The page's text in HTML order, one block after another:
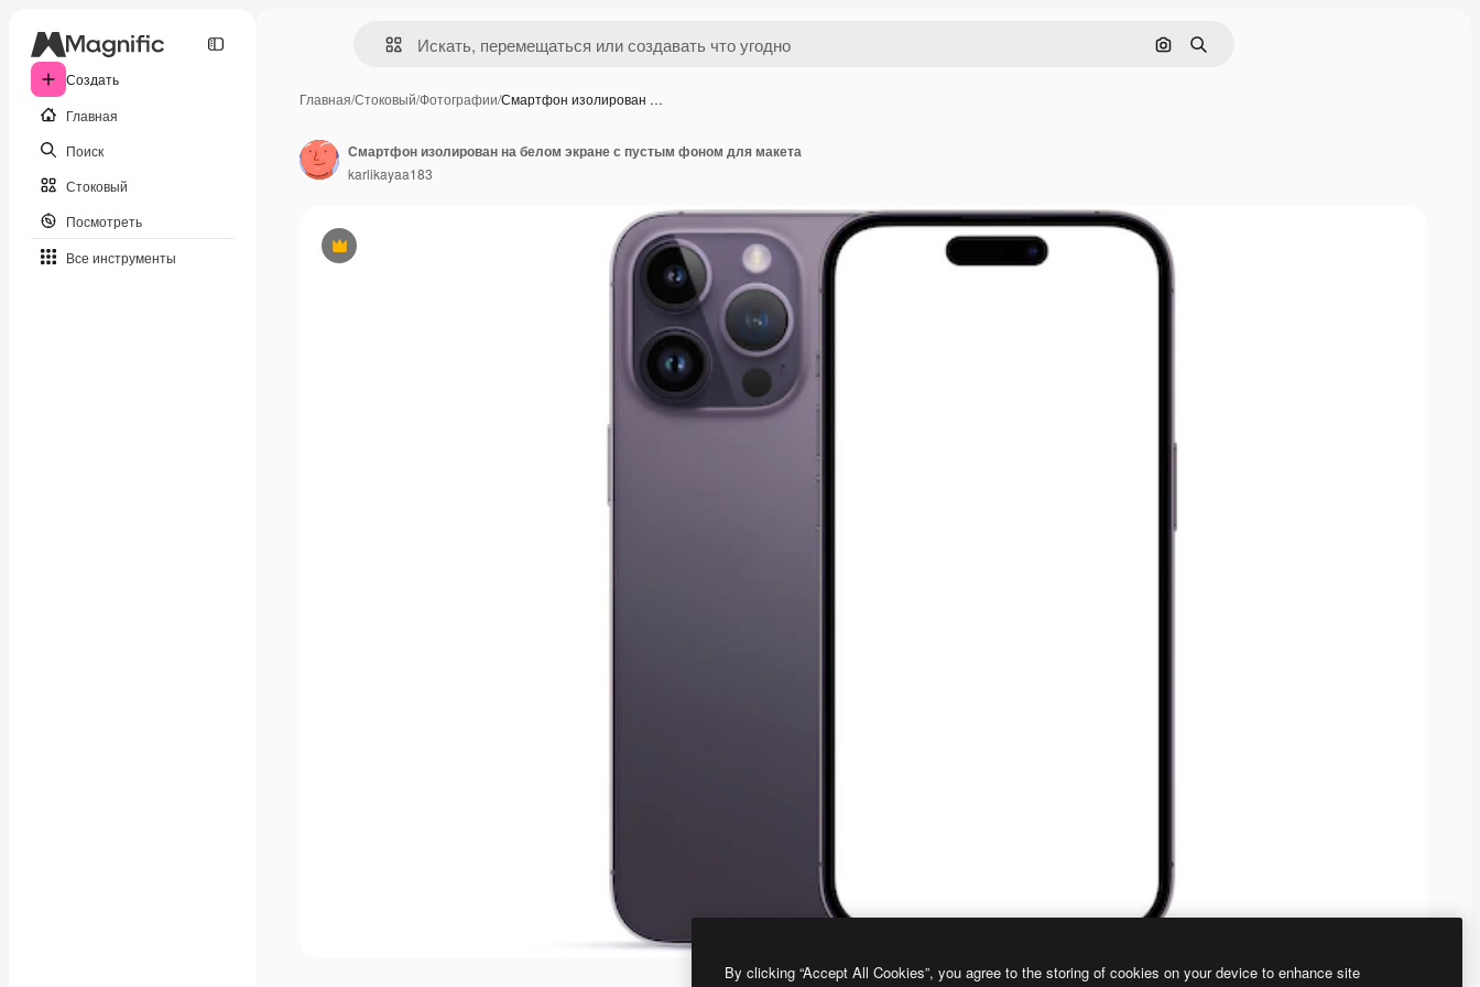
Создать
Главная
Поиск
Стоковый
Посмотреть
Все инструменты
Поиск по изображению
Поиск
Главная/Стоковый/Фотографии/Смартфон изолирован …
Премиум
Смартфон изолирован на белом экране с пустым фоном для макета
karlikayaa183
By clicking “Accept All Cookies”, you agree to the storing of cookies on your device to enhance site